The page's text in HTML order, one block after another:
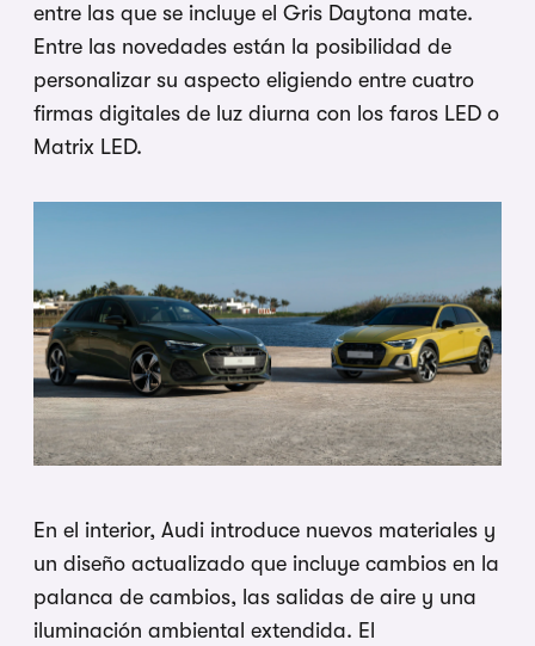
entre las que se incluye el Gris Daytona mate.
Entre las novedades están la posibilidad de
personalizar su aspecto eligiendo entre cuatro
firmas digitales de luz diurna con los faros LED o
Matrix LED.
En el interior, Audi introduce nuevos materiales y
un diseño actualizado que incluye cambios en la
palanca de cambios, las salidas de aire y una
iluminación ambiental extendida. El